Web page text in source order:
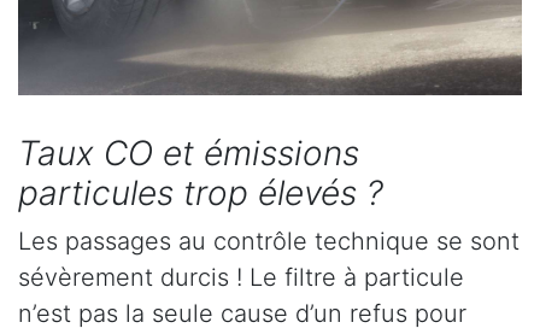
Taux CO et émissions
particules trop élevés ?
Les passages au contrôle technique se sont
sévèrement durcis ! Le filtre à particule
n’est pas la seule cause d’un refus pour